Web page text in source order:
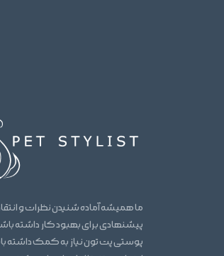
ما همیشه آماده شنیدن نظرات و
پیشنهادی برای بهبود کار داشته
پوستی پت تون نیاز به کمک داشته